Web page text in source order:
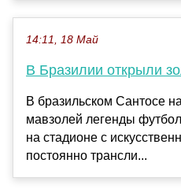
14:11, 18 Май
В Бразилии открыли
В бразильском Сантосе
мавзолей легенды
на стадионе с
постоянно трансли...